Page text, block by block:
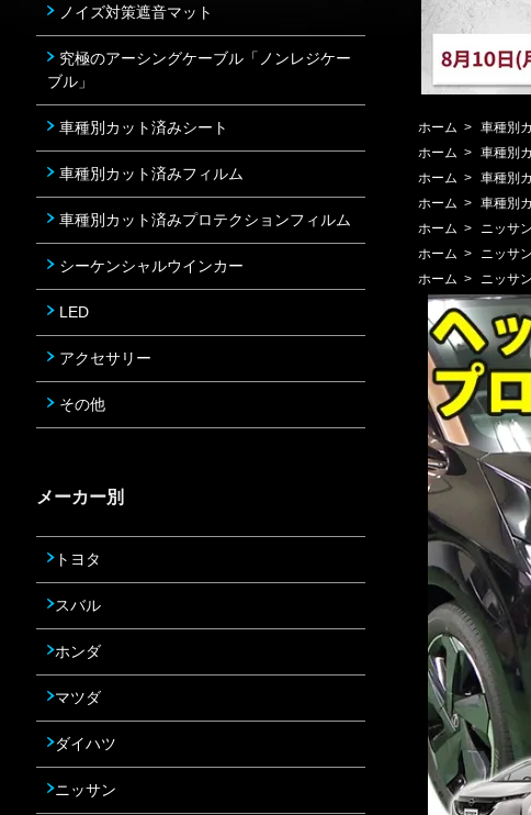
ホーム > 車種別
ホーム > 車種別
ホーム > 車種別
ホーム > 車種別
ホーム > ニッサン
ホーム > ニッサン
ホーム > ニッサン
ノイズ対策遮音マット
究極のアーシングケーブル「ノンレジケー
ブル」
車種別カット済みシート
車種別カット済みフィルム
車種別カット済みプロテクションフィルム
シーケンシャルウインカー
LED
アクセサリー
その他
メーカー別
トヨタ
スバル
ホンダ
マツダ
ダイハツ
ニッサン